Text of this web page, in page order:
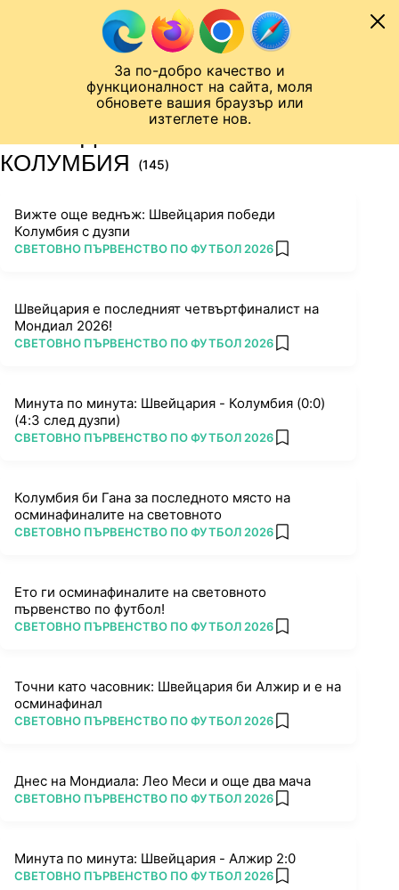
За по-добро качество и
функционалност на сайта, моля
обновете вашия браузър или
изтеглете нов.
Към съдържанието
Лига на Конференциите
КОЛУМБИЯ
(145)
Вижте още веднъж: Швейцария победи
Колумбия с дузпи
ПОВЕЧЕ ОТ
СВЕТОВНО ПЪРВЕНСТВО ПО ФУТБОЛ 2026 add favorites
Швейцария е последният четвъртфиналист на
Мондиал 2026!
ПОВЕЧЕ ОТ
СВЕТОВНО ПЪРВЕНСТВО ПО ФУТБОЛ 2026 add favorites
Минута по минута: Швейцария - Колумбия (0:0)
(4:3 след дузпи)
ПОВЕЧЕ ОТ
СВЕТОВНО ПЪРВЕНСТВО ПО ФУТБОЛ 2026 add favorites
Колумбия би Гана за последното място на
осминафиналите на световното
ПОВЕЧЕ ОТ
СВЕТОВНО ПЪРВЕНСТВО ПО ФУТБОЛ 2026 add favorites
Ето ги осминафиналите на световното
първенство по футбол!
ПОВЕЧЕ ОТ
СВЕТОВНО ПЪРВЕНСТВО ПО ФУТБОЛ 2026 add favorites
Точни като часовник: Швейцария би Алжир и е на
осминафинал
ПОВЕЧЕ ОТ
СВЕТОВНО ПЪРВЕНСТВО ПО ФУТБОЛ 2026 add favorites
Днес на Мондиала: Лео Меси и още два мача
ПОВЕЧЕ ОТ
СВЕТОВНО ПЪРВЕНСТВО ПО ФУТБОЛ 2026 add favorites
Минута по минута: Швейцария - Алжир 2:0
ПОВЕЧЕ ОТ
СВЕТОВНО ПЪРВЕНСТВО ПО ФУТБОЛ 2026 add favorites